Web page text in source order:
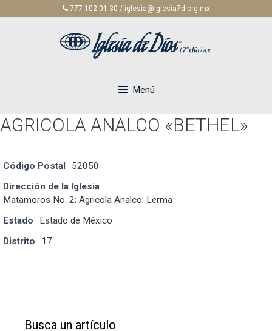
777 102 01 30 / iglesia@iglesia7d.org.mx
Menú
AGRICOLA ANALCO «BETHEL»
Código Postal
52050
Dirección de la Iglesia
Matamoros No. 2; Agricola Analco; Lerma
Estado
Estado de México
Distrito
17
Busca un artículo